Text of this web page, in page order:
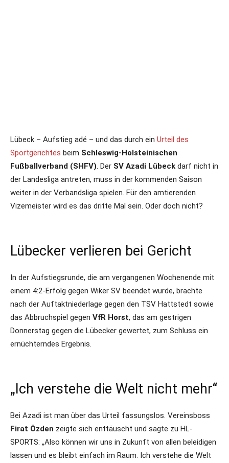
Lübeck – Aufstieg adé – und das durch ein Urteil des
Sportgerichtes beim Schleswig-Holsteinischen
Fußballverband (SHFV). Der SV Azadi Lübeck darf nicht in
der Landesliga antreten, muss in der kommenden Saison
weiter in der Verbandsliga spielen. Für den amtierenden
Vizemeister wird es das dritte Mal sein. Oder doch nicht?
Lübecker verlieren bei Gericht
In der Aufstiegsrunde, die am vergangenen Wochenende mit
einem 4:2-Erfolg gegen Wiker SV beendet wurde, brachte
nach der Auftaktniederlage gegen den TSV Hattstedt sowie
das Abbruchspiel gegen VfR Horst, das am gestrigen
Donnerstag gegen die Lübecker gewertet, zum Schluss ein
ernüchterndes Ergebnis.
„Ich verstehe die Welt nicht mehr“
Bei Azadi ist man über das Urteil fassungslos. Vereinsboss
Firat Özden zeigte sich enttäuscht und sagte zu HL-
SPORTS: „Also können wir uns in Zukunft von allen beleidigen
lassen und es bleibt einfach im Raum. Ich verstehe die Welt